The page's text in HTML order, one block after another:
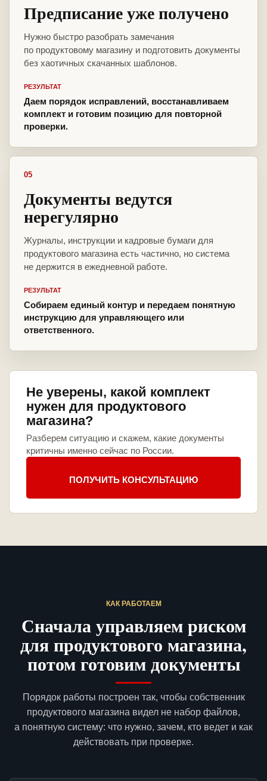
Предписание уже получено
Нужно быстро разобрать замечания
по продуктовому магазину и подготовить документы
без хаотичных скачанных шаблонов.
РЕЗУЛЬТАТ
Даем порядок исправлений, восстанавливаем
комплект и готовим позицию для повторной
проверки.
05
Документы ведутся
нерегулярно
Журналы, инструкции и кадровые бумаги для
продуктового магазина есть частично, но система
не держится в ежедневной работе.
РЕЗУЛЬТАТ
Собираем единый контур и передаем понятную
инструкцию для управляющего или
ответственного.
Не уверены, какой комплект
нужен для продуктового
магазина?
Разберем ситуацию и скажем, какие документы
критичны именно сейчас по России.
ПОЛУЧИТЬ КОНСУЛЬТАЦИЮ
КАК РАБОТАЕМ
Сначала управляем риском
для продуктового магазина,
потом готовим документы
Порядок работы построен так, чтобы собственник
продуктового магазина видел не набор файлов,
а понятную систему: что нужно, зачем, кто ведет и как
действовать при проверке.